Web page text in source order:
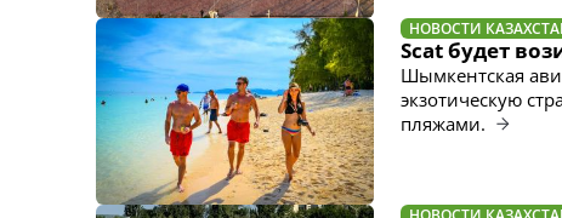
НОВОСТИ
Scat будет
Шымкентская
экзотическую
пляжами.